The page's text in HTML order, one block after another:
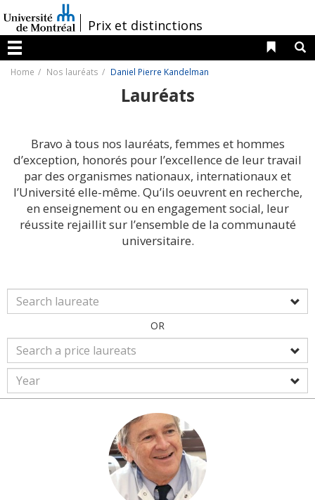
au
contenu
/Prix et distinctions
Menu
Liens
Home Nos lauréats Daniel Pierre Kandelman
Lauréats
Bravo à tous nos lauréats, femmes et hommes
d’exception, honorés pour l’excellence de leur travail
par des organismes nationaux, internationaux et
l’Université elle-même. Qu’ils oeuvrent en recherche,
en enseignement ou en engagement social, leur
réussite rejaillit sur l’ensemble de la communauté
universitaire.
OR